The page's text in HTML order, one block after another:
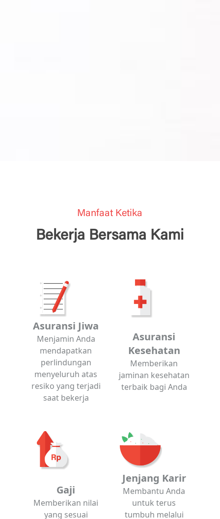
Manfaat Ketika
Bekerja Bersama Kami
Asuransi Jiwa
Menjamin Anda
mendapatkan
perlindungan
menyeluruh atas
resiko yang terjadi
saat bekerja
Asuransi
Kesehatan
Memberikan
jaminan kesehatan
terbaik bagi Anda
Gaji
Memberikan nilai
yang sesuai
Jenjang Karir
Membantu Anda
untuk terus
tumbuh melalui